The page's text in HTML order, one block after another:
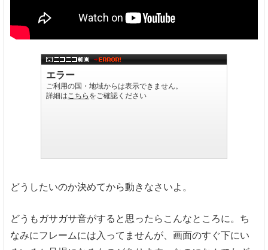
どうしたいのか決めてから動きなさいよ。
どうもガサガサ音がすると思ったらこんなところに。ち
なみにフレームには入ってませんが、画面のすぐ下にい